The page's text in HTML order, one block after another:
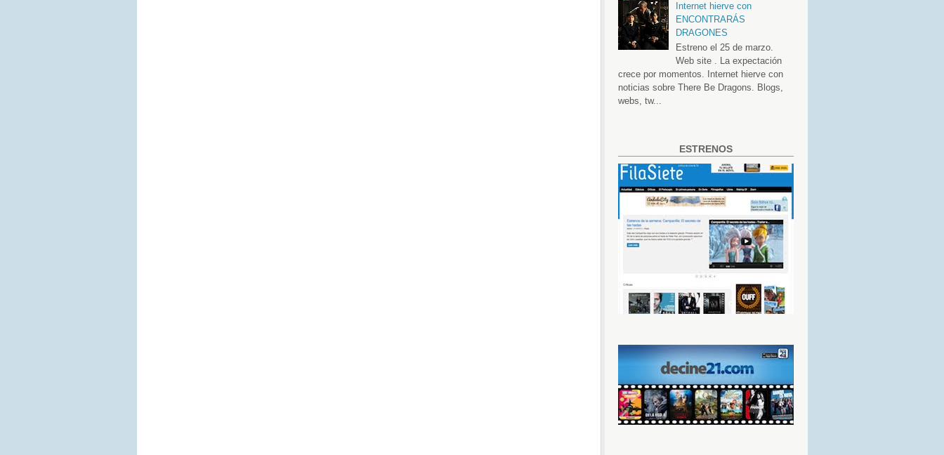
Internet hierve con
ENCONTRARÁS
DRAGONES
Estreno el 25 de marzo.
Web site . La expectación
crece por momentos. Internet hierve con
noticias sobre There Be Dragons. Blogs,
webs, tw...
ESTRENOS